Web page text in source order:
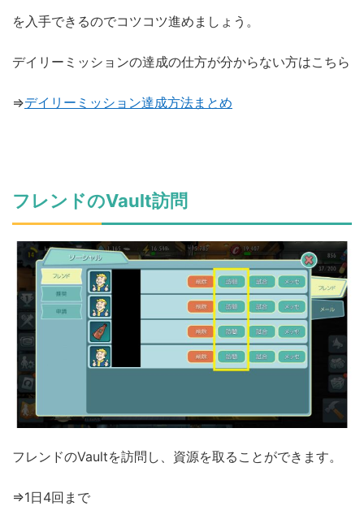
を入手できるのでコツコツ進めましょう。
デイリーミッションの達成の仕方が分からない方はこちら
⇒デイリーミッション達成方法まとめ
フレンドのVault訪問
フレンドのVaultを訪問し、資源を取ることができます。
⇒1日4回まで